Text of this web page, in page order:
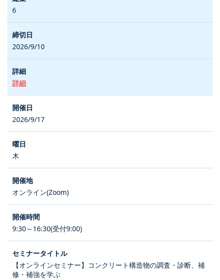
6
2026/9/10
詳細
2026/9/17
木
オンライン(Zoom)
9:30～16:30(受付9:00)
【オンラインセミナー】コンクリート構造物の調査・診断、補
修・補強を学ぶ